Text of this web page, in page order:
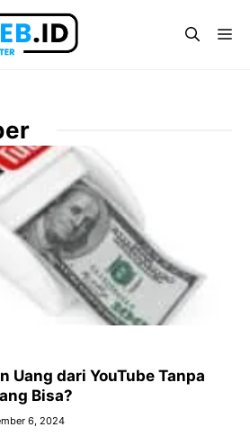
Uang dari YouTube Tanpa
Bisa?
6, 2024